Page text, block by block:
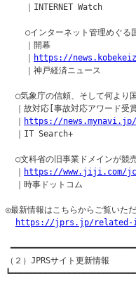
    ｜INTERNET Watch
○インターネット管理めぐる
    ｜開幕
https://
    ｜神戸経済ニュース
○気象庁の信頼、そして何より
｜故対応[事故対応アワード受
https://
  ｜IT Search+
○文科省の旧事業ドメインが競
https://www.jiji.com/jc/
  ｜時事ドットコム
◎最新情報はこちらからご覧いた
https://jprs.jp/related-
（２）JPRSサイト更新情報